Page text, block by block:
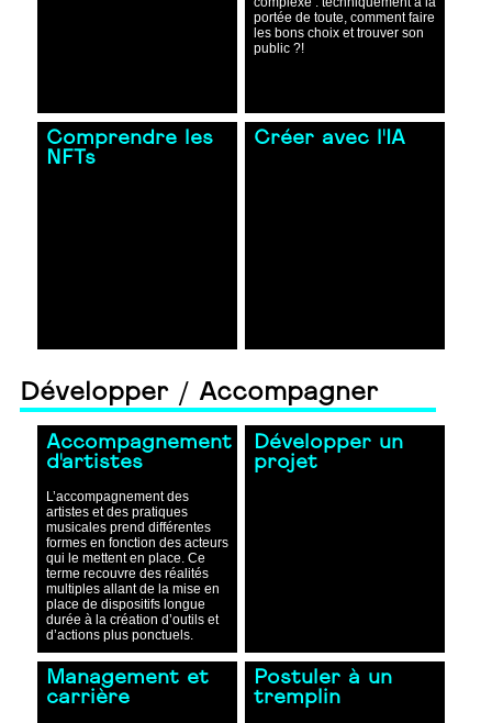
portée de toute, comment faire
les bons choix et trouver son
public ?!
Comprendre les
NFTs
Créer avec l'IA
Développer / Accompagner
Accompagnement
d'artistes
L’accompagnement des
artistes et des pratiques
musicales prend différentes
formes en fonction des acteurs
qui le mettent en place. Ce
terme recouvre des réalités
multiples allant de la mise en
place de dispositifs longue
durée à la création d’outils et
d’actions plus ponctuels.
Développer un
projet
Management et
carrière
Postuler à un
tremplin